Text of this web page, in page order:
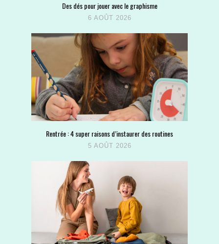
Des dés pour jouer avec le graphisme
6 AOÛT 2026
Rentrée : 4 super raisons d’instaurer des routines
5 AOÛT 2026